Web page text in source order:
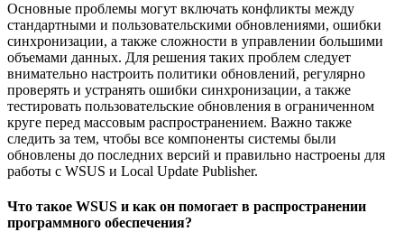
Основные проблемы могут включать конфликты между
стандартными и пользовательскими обновлениями, ошибки
синхронизации, а также сложности в управлении большими
объемами данных. Для решения таких проблем следует
внимательно настроить политики обновлений, регулярно
проверять и устранять ошибки синхронизации, а также
тестировать пользовательские обновления в ограниченном
круге перед массовым распространением. Важно также
следить за тем, чтобы все компоненты системы были
обновлены до последних версий и правильно настроены для
работы с WSUS и Local Update Publisher.
Что такое WSUS и как он помогает в распространении
программного обеспечения?